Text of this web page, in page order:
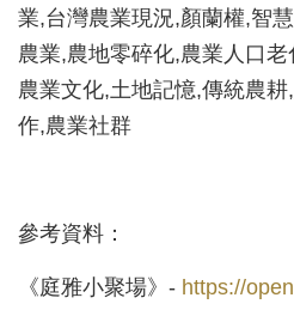
業,台灣農業現況,顏蘭權,智
農業,農地零碎化,農業人口
農業文化,土地記憶,傳統農
作,農業社群
參考資料：
《庭雅小聚場》- https://